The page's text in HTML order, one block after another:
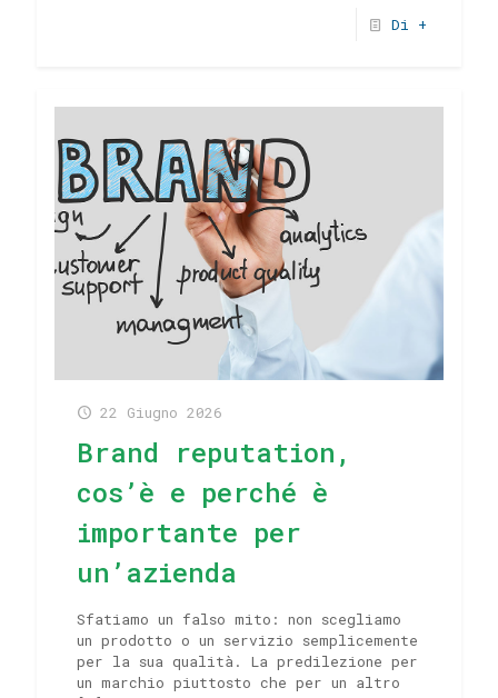
Di +
22 Giugno 2026
Brand reputation,
cos’è e perché è
importante per
un’azienda
Sfatiamo un falso mito: non scegliamo
un prodotto o un servizio semplicemente
per la sua qualità. La predilezione per
un marchio piuttosto che per un altro